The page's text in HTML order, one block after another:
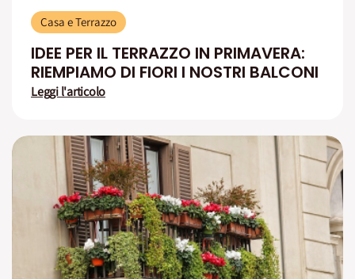
Casa e Terrazzo
IDEE PER IL TERRAZZO IN PRIMAVERA:
RIEMPIAMO DI FIORI I NOSTRI BALCONI
Leggi l'articolo